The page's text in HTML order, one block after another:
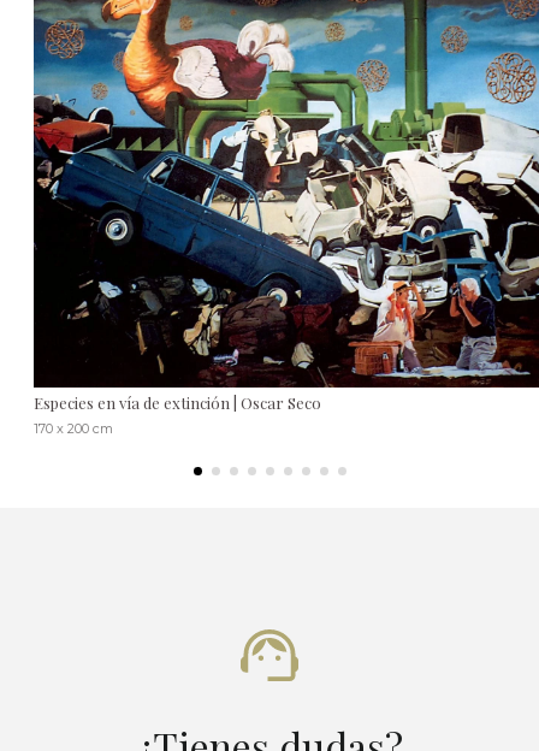
Especies en vía de extinción | Oscar Seco
170 x 200 cm